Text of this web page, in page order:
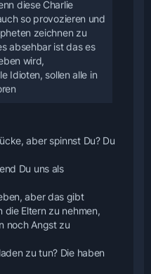
diese Charlie
so provozieren und
zeichnen zu
absehbar ist das es
wird,
Idioten, sollen alle in
aber spinnst Du? Du
Du uns als
aber das gibt
die Eltern zu nehmen,
noch Angst zu
zu tun? Die haben